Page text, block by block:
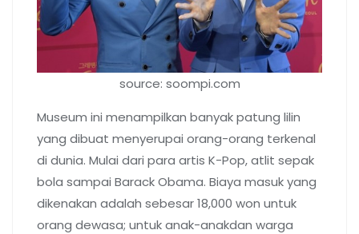
source: soompi.com
Museum ini menampilkan banyak patung lilin
yang dibuat menyerupai orang-orang terkenal
di dunia. Mulai dari para artis K-Pop, atlit sepak
bola sampai Barack Obama. Biaya masuk yang
dikenakan adalah sebesar 18,000 won untuk
orang dewasa; untuk anak-anakdan warga